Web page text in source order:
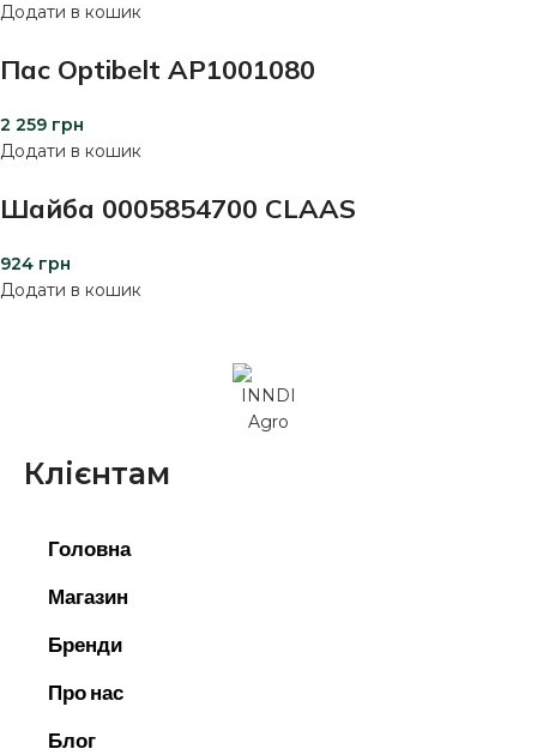
Додати в кошик
Пас Optibelt AP1001080
2 259 грн
Додати в кошик
Шайба 0005854700 CLAAS
924 грн
Додати в кошик
Клієнтам
Головна
Магазин
Бренди
Про нас
Блог